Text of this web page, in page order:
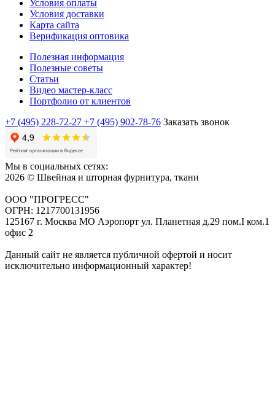
Условия оплаты
Условия доставки
Карта сайта
Верификация оптовика
Полезная информация
Полезные советы
Статьи
Видео мастер-класс
Портфолио от клиентов
+7 (495) 228-72-27 +7 (495) 902-78-76 Заказать звонок
Мы в социальных сетях:
2026 © Швейная и шторная фурнитура, ткани
ООО "ПРОГРЕСС"
ОГРН: 1217700131956
125167 г. Москва МО Аэропорт ул. Планетная д.29 пом.I ком.1
офис 2
Данный сайт не является публичной офертой и носит
исключительно информационный характер!